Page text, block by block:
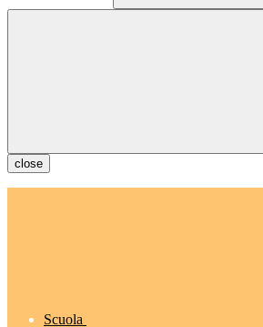
close
Scuola